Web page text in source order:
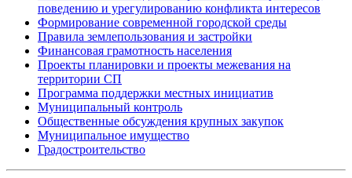
поведению и урегулированию конфликта интересов
Формирование современной городской среды
Правила землепользования и застройки
Финансовая грамотность населения
Проекты планировки и проекты межевания на
территории СП
Программа поддержки местных инициатив
Муниципальный контроль
Общественные обсуждения крупных закупок
Муниципальное имущество
Градостроительство